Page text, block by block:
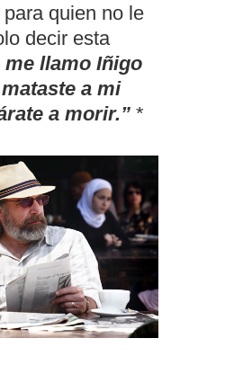
para quien no le
decir esta
me llamo Iñigo
a mi
a morir.” *